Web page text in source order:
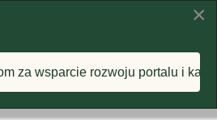
☁️
×
i każdą postawioną